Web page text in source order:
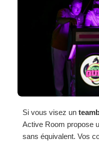
Si vous visez un
Active Room propose
sans équivalent. Vos